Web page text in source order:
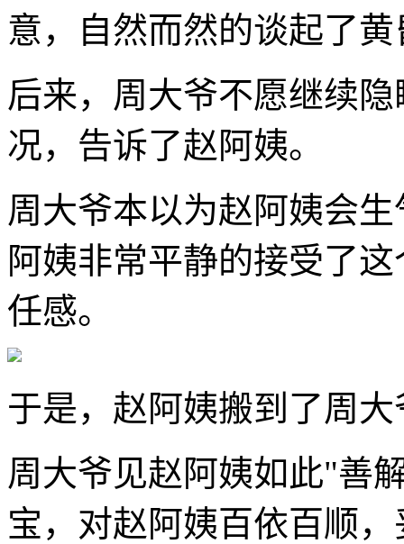
意，自然而然的谈起了黄
后来，周大爷不愿继续
况，告诉了赵阿姨。
周大爷本以为赵阿姨会
阿姨非常平静的接受了
任感。
于是，赵阿姨搬到了周
周大爷见赵阿姨如此"善
宝，对赵阿姨百依百顺